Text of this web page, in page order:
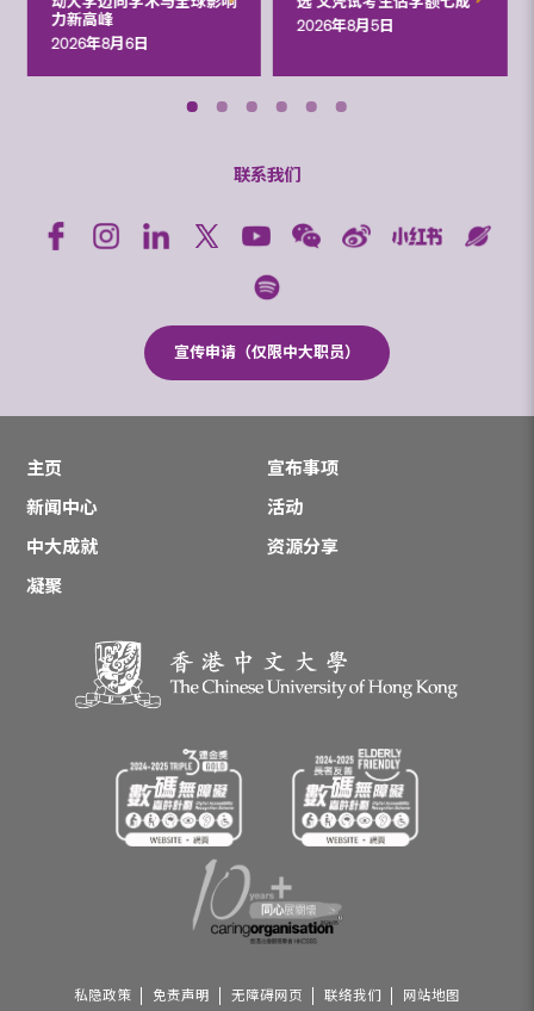
力新高峰
2026年8月6日
2026年8月5日
联系我们
宣传申请（仅限中大职员）
主页
宣布事项
新闻中心
活动
中大成就
资源分享
凝聚
私隐政策 免责声明 无障碍网页 联络我们 网站地图